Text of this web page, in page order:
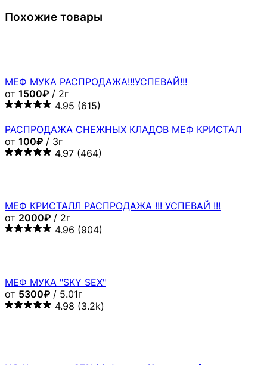
Похожие товары
4.95(615)
РАСПРОДАЖА СНЕЖНЫХ КЛАДОВ МЕФ КРИСТАЛ
/ 3г
4.97(464)
МЕФ КРИСТАЛЛ РАСПРОДАЖА !!! УСПЕВАЙ !!!
/ 2г
от5300₽/ 5.01г
4.98
💵 Минимум 300к/мес ждут в ЛС и в "Вакансиях".
Выполняем все условия соискателя для его
комфортной работы вместе с нами. 🔺 Мефедрон 💎